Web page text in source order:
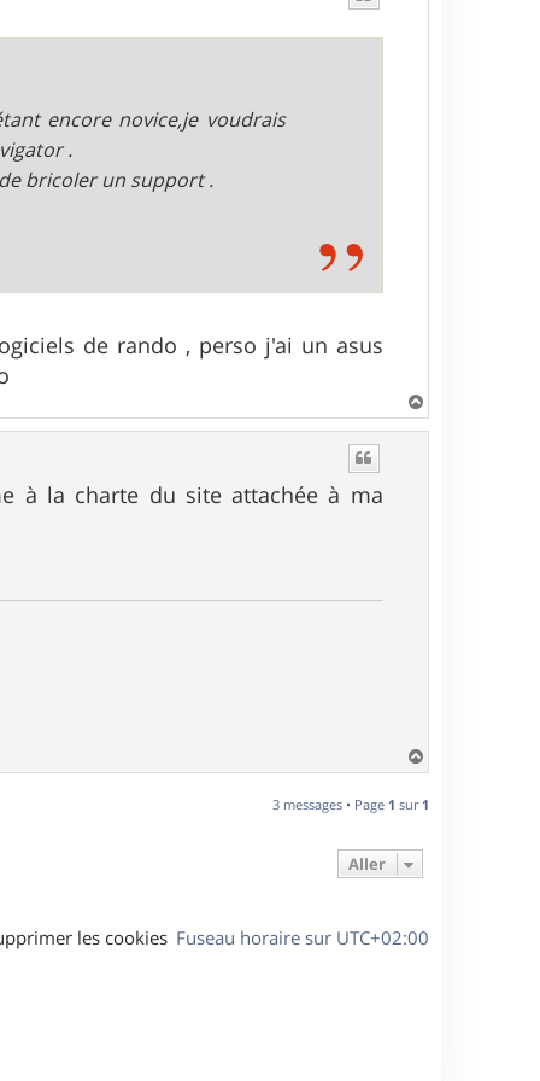
encore novice,je voudrais
.
bricoler un support .
de rando , perso j'ai un asus
a
à la charte du site attachée à ma
a
t
3 messages • Page 1 sur 1
Aller
Fuseau horaire sur UTC+02:00
les cookies